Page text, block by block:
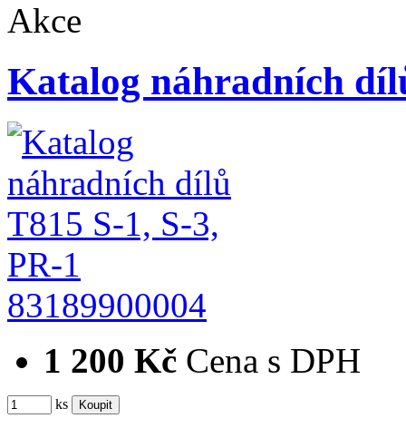
Akce
Katalog náhradních
83189900004
1 200 Kč Cena s DPH
ks